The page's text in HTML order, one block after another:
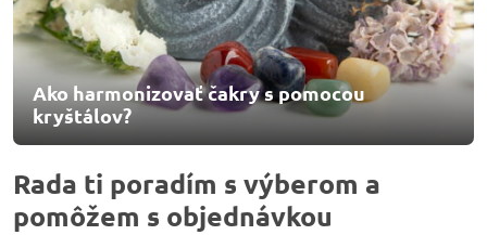
Ako harmonizovať čakry s pomocou
kryštálov?
Rada ti poradím s výberom a
pomôžem s objednávkou